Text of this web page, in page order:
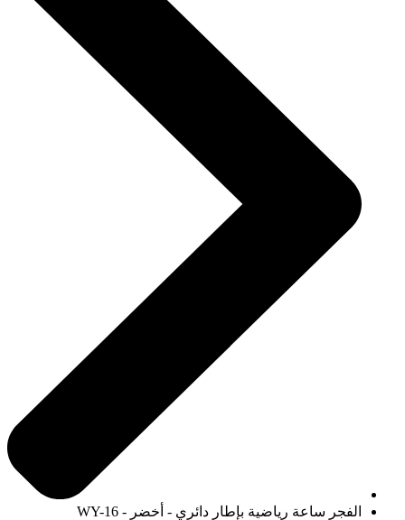
الفجر ساعة رياضية بإطار دائري - أخضر - WY-16